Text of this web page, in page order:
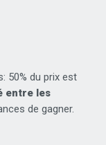
50% du prix est
entre les
de gagner.